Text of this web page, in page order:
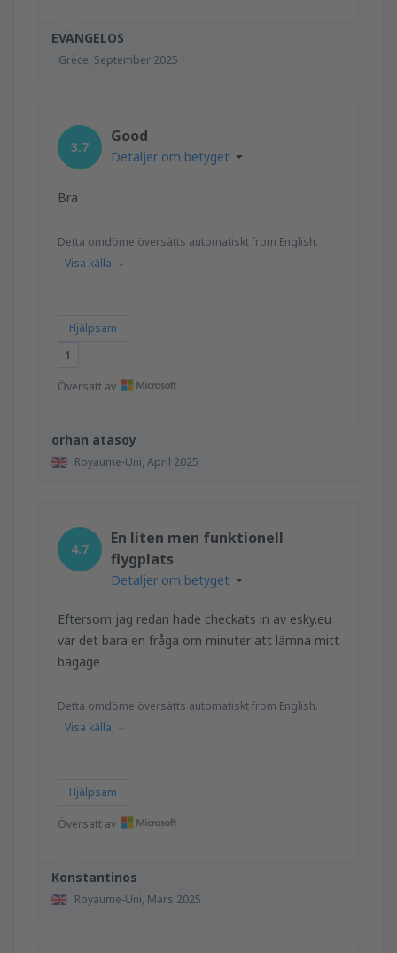
EVANGELOS
Grèce, September 2025
orhan atasoy
Royaume-Uni, April 2025
3.7
Good
Detaljer om betyget
Bra
Detta omdöme översätts automatiskt from English.
Visa källa
Hjälpsam
1
Översatt av
Konstantinos
Royaume-Uni, Mars 2025
4.7
En liten men funktionell
flygplats
Detaljer om betyget
Eftersom jag redan hade checkats in av esky.eu
var det bara en fråga om minuter att lämna mitt
bagage
Detta omdöme översätts automatiskt from English.
Visa källa
Hjälpsam
Översatt av